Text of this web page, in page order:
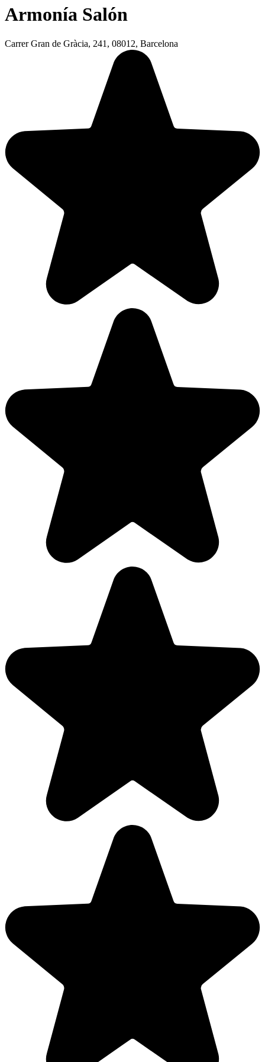
Armonía Salón
Carrer Gran de Gràcia, 241, 08012, Barcelona